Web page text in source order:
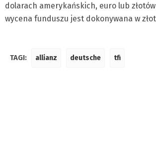
dolarach amerykańskich, euro lub
wycena funduszu jest dokonywana w
TAGI: allianz deutsche tfi